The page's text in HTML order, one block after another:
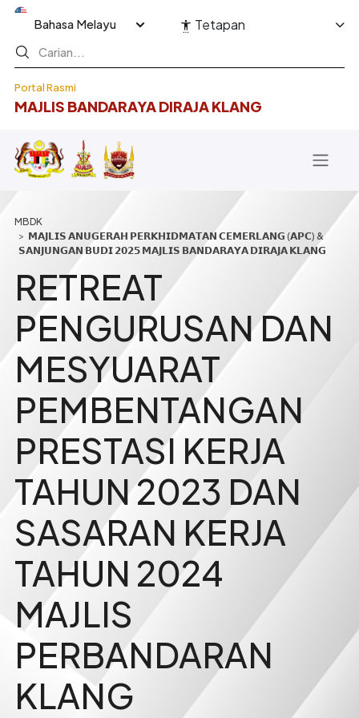
Langkau ke kandungan utama
Portal Rasmi
MAJLIS BANDARAYA DIRAJA KLANG
Select your language Tetapan
Breadcrumb
𝗠𝗔𝗝𝗟𝗜𝗦 𝗔𝗡𝗨𝗚𝗘𝗥𝗔𝗛 𝗣𝗘𝗥𝗞𝗛𝗜𝗗𝗠𝗔𝗧𝗔𝗡 𝗖𝗘𝗠𝗘𝗥𝗟𝗔𝗡𝗚 (𝗔𝗣𝗖) &
𝗦𝗔𝗡𝗝𝗨𝗡𝗚𝗔𝗡 𝗕𝗨𝗗𝗜 𝟮𝟬𝟮𝟱 𝗠𝗔𝗝𝗟𝗜𝗦 𝗕𝗔𝗡𝗗𝗔𝗥𝗔𝗬𝗔 𝗗𝗜𝗥𝗔𝗝𝗔 𝗞𝗟𝗔𝗡𝗚
RETREAT
PENGURUSAN DAN
MESYUARAT
PEMBENTANGAN
PRESTASI KERJA
TAHUN 2023 DAN
SASARAN KERJA
TAHUN 2024
MAJLIS
PERBANDARAN
KLANG